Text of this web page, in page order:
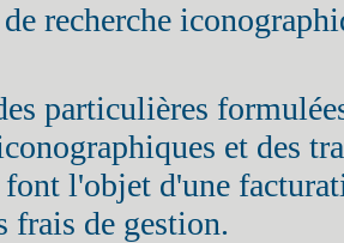
recherche
particulières
et des
l'objet d'une
frais de gestion.